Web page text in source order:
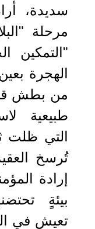
سديدة،
مرحلة
"التمكين
الهجرة
من بطش
طبيعية
التي ظلت
تُرسخ
إرادة
بيئةٍ
تعيش في